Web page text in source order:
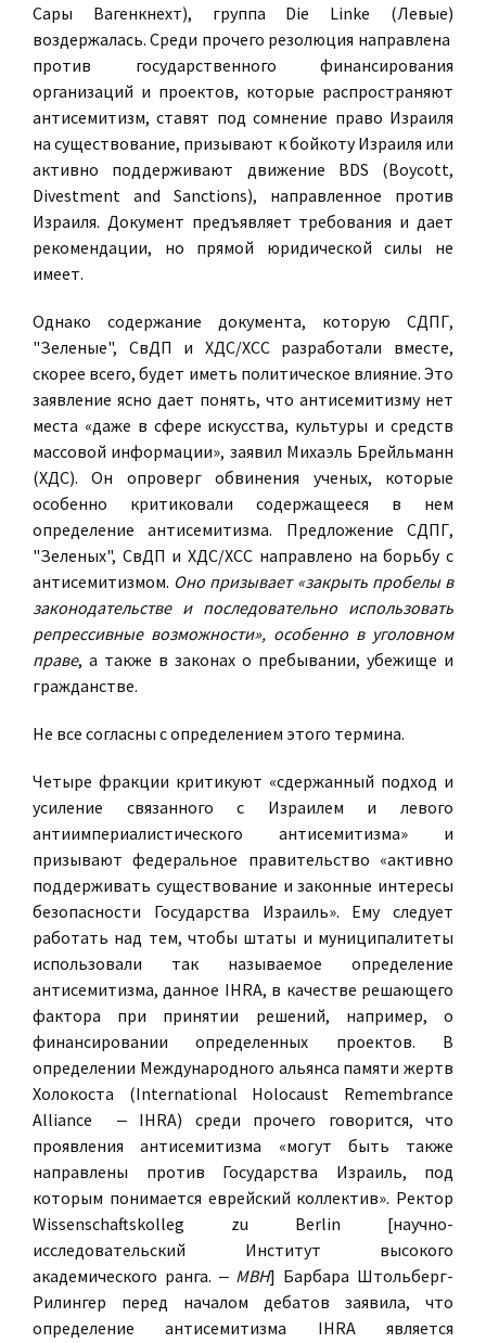
Сары Вагенкнехт), группа Die Linke (Левые)
воздержалась. Среди прочего резолюция направлена ​​
против государственного финансирования
организаций и проектов, которые распространяют
антисемитизм, ставят под сомнение право Израиля
на существование, призывают к бойкоту Израиля или
активно поддерживают движение BDS (Boycott,
Divestment and Sanctions), направленное против
Израиля. Документ предъявляет требования и дает
рекомендации, но прямой юридической силы не
имеет.
Однако содержание документа, которую СДПГ,
"Зеленые", СвДП и ХДС/ХСС разработали вместе,
скорее всего, будет иметь политическое влияние. Это
заявление ясно дает понять, что антисемитизму нет
места «даже в сфере искусства, культуры и средств
массовой информации», заявил Михаэль Брейльманн
(ХДС). Он опроверг обвинения ученых, которые
особенно критиковали содержащееся в нем
определение антисемитизма. Предложение СДПГ,
"Зеленых", СвДП и ХДС/ХСС направлено на борьбу с
антисемитизмом. Оно призывает «закрыть пробелы в
законодательстве и последовательно использовать
репрессивные возможности», особенно в уголовном
праве, а также в законах о пребывании, убежище и
гражданстве.
Не все согласны с определением этого термина.
Четыре фракции критикуют «сдержанный подход и
усиление связанного с Израилем и левого
антиимпериалистического антисемитизма» и
призывают федеральное правительство «активно
поддерживать существование и законные интересы
безопасности Государства Израиль». Ему следует
работать над тем, чтобы штаты и муниципалитеты
использовали так называемое определение
антисемитизма, данное IHRA, в качестве решающего
фактора при принятии решений, например, о
финансировании определенных проектов. В
определении Международного альянса памяти жертв
Холокоста (International Holocaust Remembrance
Alliance ‒ IHRA) среди прочего говорится, что
проявления антисемитизма «могут быть также
направлены против Государства Израиль, под
которым понимается еврейский коллектив». Ректор
Wissenschaftskolleg zu Berlin [научно-
исследовательский Институт высокого
академического ранга. ‒ МВН] Барбара Штольберг-
Рилингер перед началом дебатов заявила, что
определение антисемитизма IHRA является